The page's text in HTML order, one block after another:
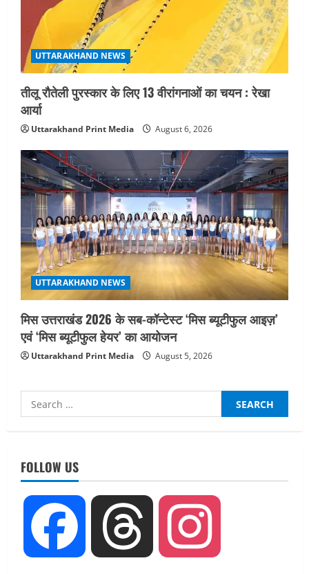
UTTARAKHAND NEWS
तीलू रौतेली पुरस्कार के लिए 13 वीरांगनाओं का चयन : रेखा
आर्या
Uttarakhand Print Media August 6, 2026
UTTARAKHAND NEWS
मिस उत्तराखंड 2026 के सब-कॉन्टेस्ट ‘मिस ब्यूटीफुल आइज़’
एवं ‘मिस ब्यूटीफुल हेयर’ का आयोजन
Uttarakhand Print Media August 5, 2026
Search
for:
FOLLOW US
Facebook Threads
August 6, 2026
UTTARAKHAND NEWS
मिस उत्तराखंड 2026 के सब-कॉन्टेस्ट ‘मिस
ब्यूटीफुल आइज़’ एवं ‘मिस ब्यूटीफुल हेयर’ का